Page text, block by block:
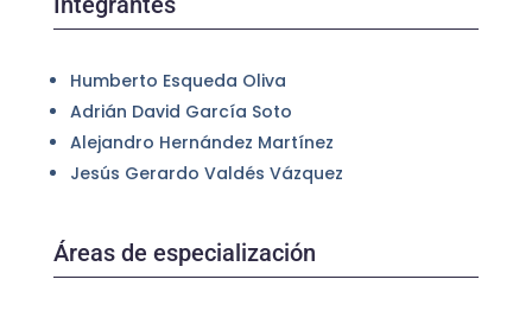
Humberto Esqueda Oliva
Adrián David García Soto
Alejandro Hernández Martínez
Jesús Gerardo Valdés Vázquez
Áreas de especialización